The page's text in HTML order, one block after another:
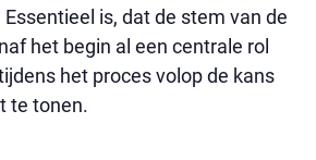
is, dat de stem van de
het begin al een centrale rol
het proces volop de kans
te tonen.